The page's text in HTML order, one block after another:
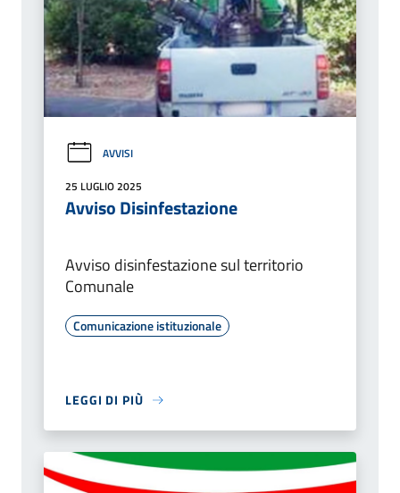
AVVISI
25 LUGLIO 2025
Avviso Disinfestazione
Avviso disinfestazione sul territorio
Comunale
Comunicazione istituzionale
LEGGI DI PIÙ